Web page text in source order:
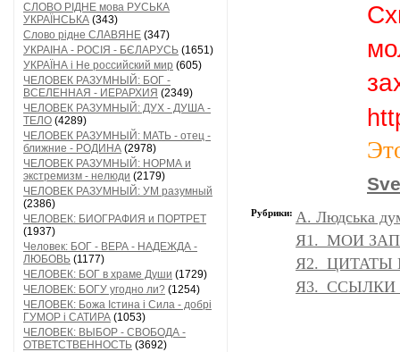
СЛОВО РІДНЕ мова РУСЬКА
УКРАЇНСЬКА (343)
Слово рідне СЛАВЯНЕ (347)
УКРАІНА - РОСІЯ - БЄЛАРУСЬ (1651)
УКРАЇНА і Не российский мир (605)
ЧЕЛОВЕК РАЗУМНЫЙ: БОГ -
ВСЕЛЕННАЯ - ИЕРАРХИЯ (2349)
ЧЕЛОВЕК РАЗУМНЫЙ: ДУХ - ДУША -
ТЕЛО (4289)
ЧЕЛОВЕК РАЗУМНЫЙ: МАТЬ - отец -
ближние - РОДИНА (2978)
ЧЕЛОВЕК РАЗУМНЫЙ: НОРМА и
экстремизм - нелюди (2179)
ЧЕЛОВЕК РАЗУМНЫЙ: УМ разумный
(2386)
ЧЕЛОВЕК: БИОГРАФИЯ и ПОРТРЕТ
(1937)
Человек: БОГ - ВЕРА - НАДЕЖДА -
ЛЮБОВЬ (1177)
ЧЕЛОВЕК: БОГ в храме Души (1729)
ЧЕЛОВЕК: БОГУ угодно ли? (1254)
ЧЕЛОВЕК: Божа Істина і Сила - добрі
ГУМОР і САТИРА (1053)
ЧЕЛОВЕК: ВЫБОР - СВОБОДА -
ОТВЕТСТВЕННОСТЬ (3692)
Рубрики: A. Людська
Я1._МОИ